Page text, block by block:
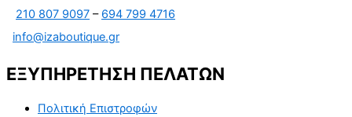
210 807 9097 – 694 799 4716
info@izaboutique.gr
ΕΞΥΠΗΡΕΤΗΣΗ ΠΕΛΑΤΩΝ
Πολιτική Επιστροφών